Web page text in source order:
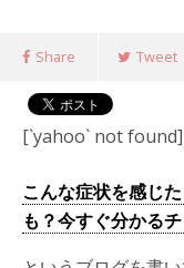
Share Tweet
[`yahoo` not found]
こんな症状を感じ
も？今すぐ分かる